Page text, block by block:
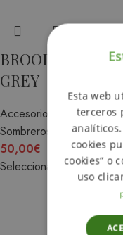
BROOD
GREY
Accesorios
Boinas y
Sombreros
50,00€
Seleccionar opciones
Esta web
terceros
cookies
cookies” o
uso